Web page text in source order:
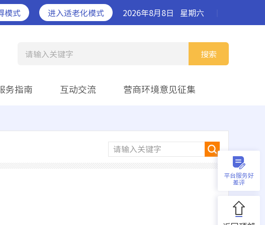
模式 进入适老化模式 2026年8月8日 星期六
搜索
请输入关键字
务指南 互动交流 营商环境意见征集
平台服务好
差评
请输入关键字